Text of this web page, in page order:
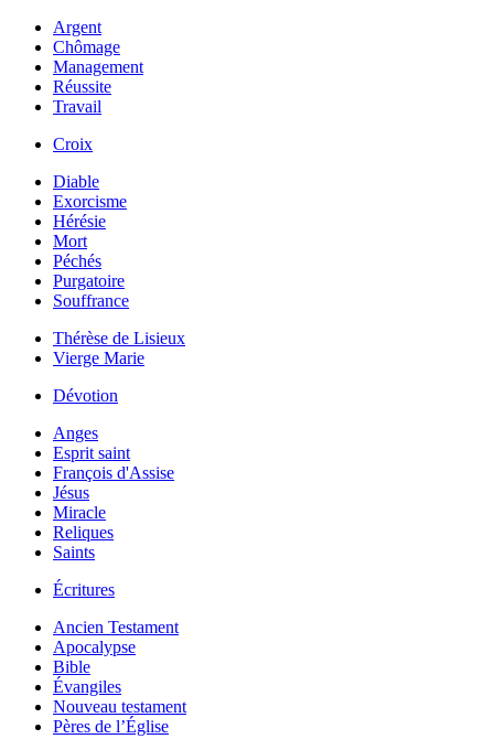
Argent
Chômage
Management
Réussite
Travail
Croix
Diable
Exorcisme
Hérésie
Mort
Péchés
Purgatoire
Souffrance
Thérèse de Lisieux
Vierge Marie
Dévotion
Anges
Esprit saint
François d'Assise
Jésus
Miracle
Reliques
Saints
Écritures
Ancien Testament
Apocalypse
Bible
Évangiles
Nouveau testament
Pères de l’Église